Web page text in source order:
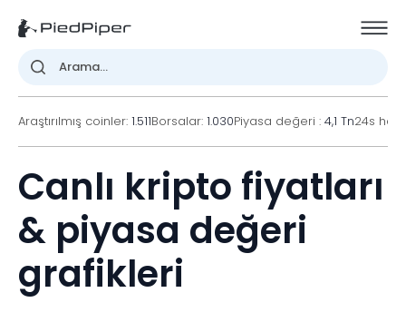
Araştırılmış coinler: 1.511Borsalar: 1.030Piyasa değeri : 4,1 Tn24s
Canlı kripto fiyatları
& piyasa değeri
grafikleri